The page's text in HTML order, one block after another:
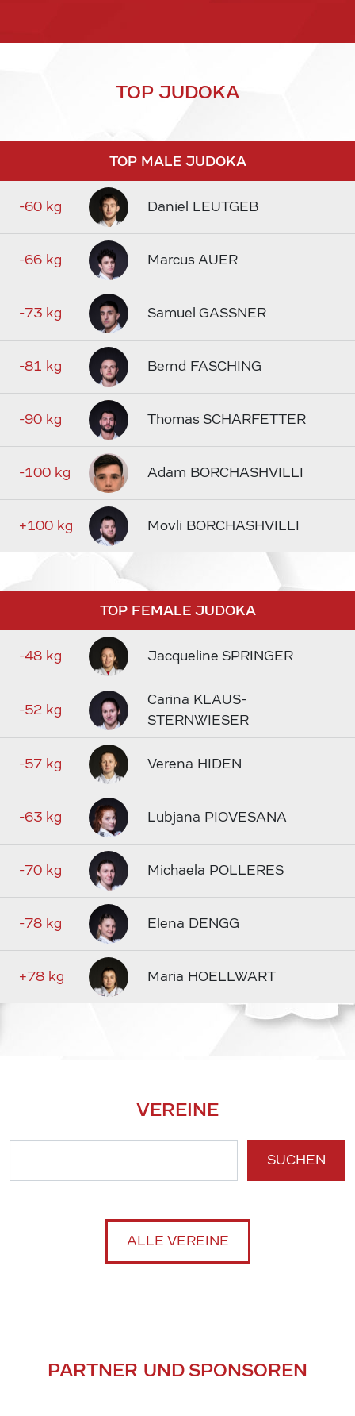
TOP JUDOKA
TOP MALE JUDOKA
-60 kg Daniel LEUTGEB
-66 kg Marcus AUER
-73 kg Samuel GASSNER
-81 kg Bernd FASCHING
-90 kg Thomas SCHARFETTER
-100 kg Adam BORCHASHVILLI
+100 kg Movli BORCHASHVILLI
TOP FEMALE JUDOKA
-48 kg Jacqueline SPRINGER
-52 kg
Carina KLAUS-
STERNWIESER
-57 kg Verena HIDEN
-63 kg Lubjana PIOVESANA
-70 kg Michaela POLLERES
-78 kg Elena DENGG
+78 kg Maria HOELLWART
VEREINE
SUCHEN
ALLE VEREINE
PARTNER UND SPONSOREN